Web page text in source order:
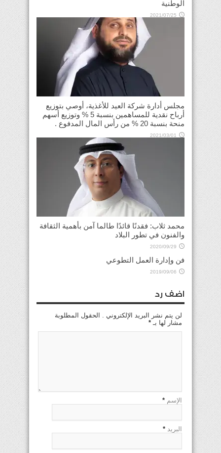
الوطنية
2021/07/25
مجلس أدارة شركة العيد للأغذية، أوصي بتوزيع
أرباح نقدية للمساهمين بنسبة 5 % وتوزيع أسهم
منحة بنسبة 20 % من رأس المال المدفوع .
2021/03/01
محمد ثلاب: فقدنًا قائدًا طالما آمن بأهمية الثقافة
والفنون في تطور البلاد
2020/09/29
فن وإدارة العمل التطوعي
2019/09/06
اضف رد
لن يتم نشر البريد الإلكتروني . الحقول المطلوبة
مشار لها بـ *
الإسم *
البريد *